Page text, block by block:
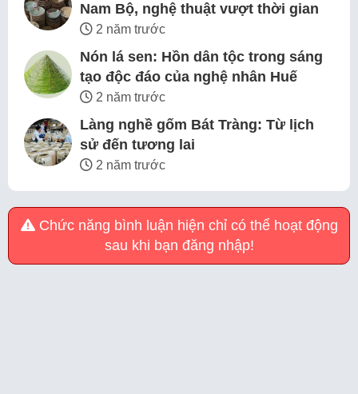
Nam Bộ, nghệ thuật vượt thời gian
2 năm trước
Nón lá sen: Hồn dân tộc trong sáng
tạo độc đáo của nghệ nhân Huế
2 năm trước
Làng nghề gốm Bát Tràng: Từ lịch
sử đến tương lai
2 năm trước
Chức năng bình luận hiện chỉ có thể hoạt động
sau khi bạn đăng nhập!